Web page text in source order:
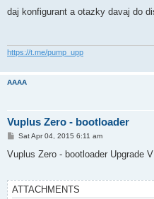
s
t
daj konfigurant a otazky davaj do
https://t.me/pump_upp
AAAA
Vuplus Zero - bootloader
P
s
Sat Apr 04, 2015 6:11 am
Vuplus Zero - bootloader Upgrade
ATTACHMENTS